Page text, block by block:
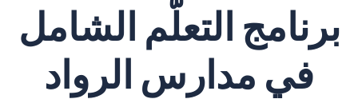
برنامج التعلّم الشامل
في مدارس الرواد